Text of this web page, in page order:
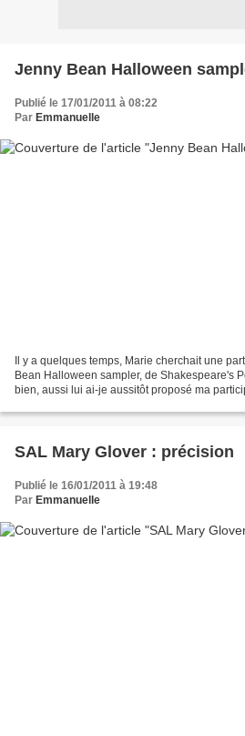
Jenny Bean Halloween
Publié le 17/01/2011 à 08:22
Par Emmanuelle
Il y a quelques temps, Marie cherchait une
Bean Halloween sampler, de Shakespeare's
bien, aussi lui ai-je aussitôt proposé ma
SAL Mary Glover : précision
Publié le 16/01/2011 à 19:48
Par Emmanuelle